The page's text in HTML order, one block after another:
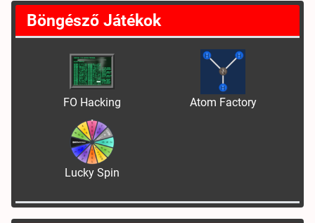
Böngésző Játékok
FO Hacking Atom Factory
Lucky Spin